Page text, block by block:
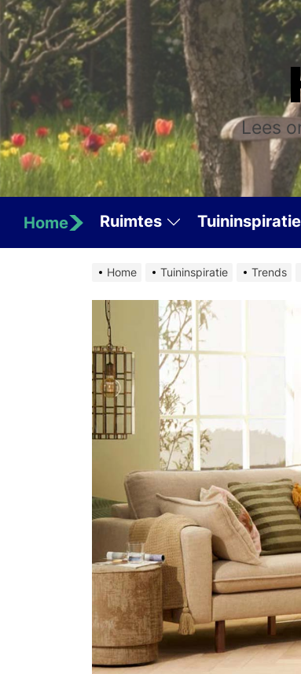
Skip
to
the
content
Lees
Home Ruimtes Tuininspiratie
Home Tuininspiratie Trends